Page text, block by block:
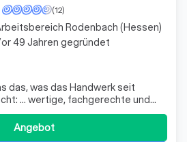
(12)
das, was das Handwerk seit
… wertige, fachgerechte und
verwirklichen.
Angebot
Rodenbach (Hessen)
49 Jahren gegründet